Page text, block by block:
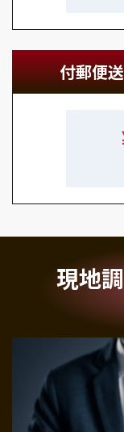
付郵便
現地